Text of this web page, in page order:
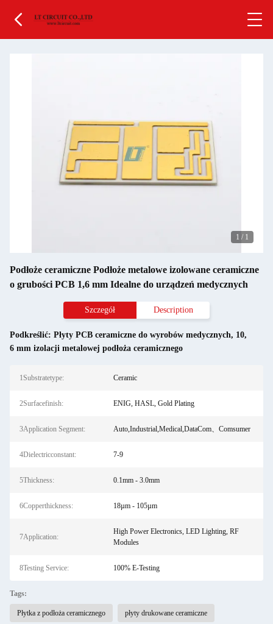
1 / 1
Podłoże ceramiczne Podłoże metalowe izolowane ceramiczne
o grubości PCB 1,6 mm Idealne do urządzeń medycznych
Szczegół Description
Podkreślić: Płyty PCB ceramiczne do wyrobów medycznych, 10,
6 mm izolacji metalowej podłoża ceramicznego
1Substratetype: Ceramic
2Surfacefinish: ENIG, HASL, Gold Plating
3Application Segment: Auto,Industrial,Medical,DataCom、Comsumer
4Dielectricconstant: 7-9
5Thickness: 0.1mm - 3.0mm
6Copperthickness: 18µm - 105µm
7Application:
High Power Electronics, LED Lighting, RF
Modules
8Testing Service: 100% E-Testing
Tags:
Płytka z podłoża ceramicznego płyty drukowane ceramiczne